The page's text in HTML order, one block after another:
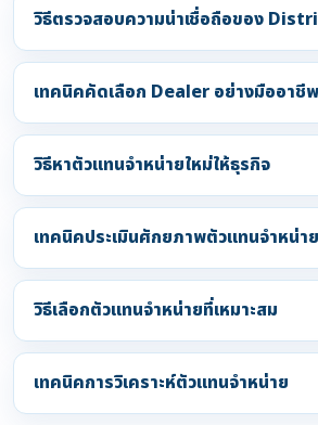
วิธีตรวจสอบความน่าเชื่อถือของ
เทคนิคคัดเลือก Dealer อย่างมืออาชีพ
วิธีหาตัวแทนจำหน่ายใหม่ให้ธุรกิจ
เทคนิคประเมินศักยภาพตัวแทนจำหน่าย
วิธีเลือกตัวแทนจำหน่ายที่เหมาะสม
เทคนิคการวิเคราะห์ตัวแทนจำหน่าย